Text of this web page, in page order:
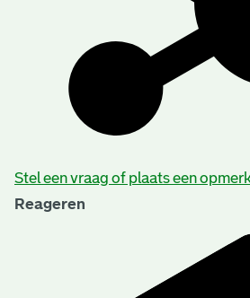
Stel een vraag of plaats een
Reageren